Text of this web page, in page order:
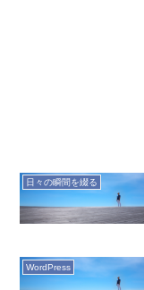
日々の瞬間を綴る
WordPress